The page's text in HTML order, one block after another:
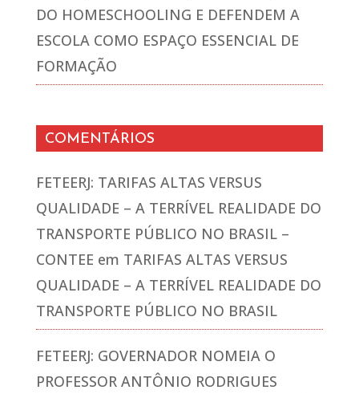
DO HOMESCHOOLING E DEFENDEM A
ESCOLA COMO ESPAÇO ESSENCIAL DE
FORMAÇÃO
COMENTÁRIOS
FETEERJ: TARIFAS ALTAS VERSUS
QUALIDADE – A TERRÍVEL REALIDADE DO
TRANSPORTE PÚBLICO NO BRASIL –
CONTEE em TARIFAS ALTAS VERSUS
QUALIDADE – A TERRÍVEL REALIDADE DO
TRANSPORTE PÚBLICO NO BRASIL
FETEERJ: GOVERNADOR NOMEIA O
PROFESSOR ANTÔNIO RODRIGUES